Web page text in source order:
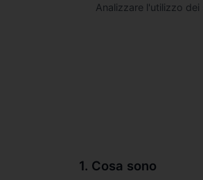
Analizzare l'utilizzo
1. Cosa sono